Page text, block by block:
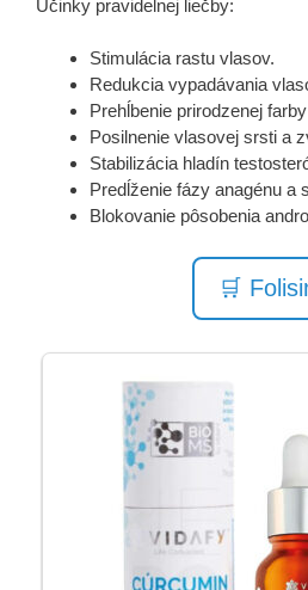
Účinky pravidelnej liečby:
Stimulácia rastu vlasov.
Redukcia vypadávania
Prehĺbenie prirodzenej
Posilnenie vlasovej srsti a
Stabilizácia hladín
Predĺženie fázy anagénu a
Blokovanie pôsobenia
🛒